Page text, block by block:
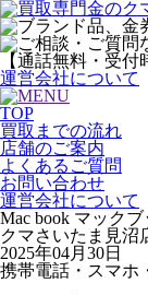
運営会社について
TOP
買取までの流れ
店舗のご案内
よくあるご質問
お問い合わせ
運営会社について
Mac book マック
クマさいたま見沼
2025年04月30日
携帯電話・スマホ